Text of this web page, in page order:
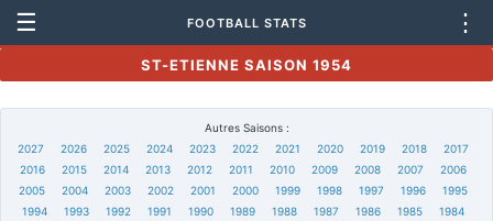
☰ FOOTBALL STATS ⋮
ST-ETIENNE SAISON 1954
Autres Saisons :
2027
2026 2025 2024 2023 2022 2021 2020 2019 2018
2017
2016
2015 2014 2013 2012 2011 2010 2009 2008 2007
2006
2005
2004 2003 2002 2001 2000 1999 1998 1997 1996
1995
1994
1993 1992 1991 1990 1989 1988 1987 1986 1985
1984